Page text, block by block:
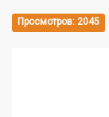
Просмотров: 2045